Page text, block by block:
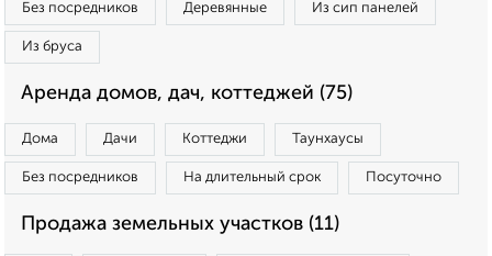
Без посредников Деревянные Из сип панелей
Из бруса
Аренда домов, дач, коттеджей (75)
Дома Дачи Коттеджи Таунхаусы
Без посредников На длительный срок Посуточно
Продажа земельных участков (11)